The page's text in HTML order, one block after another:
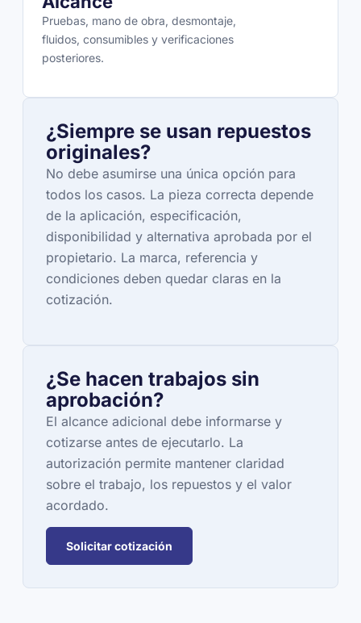
Pruebas, mano de obra, desmontaje,
fluidos, consumibles y verificaciones
posteriores.
¿Siempre se usan repuestos
originales?
No debe asumirse una única opción para
todos los casos. La pieza correcta depende
de la aplicación, especificación,
disponibilidad y alternativa aprobada por el
propietario. La marca, referencia y
condiciones deben quedar claras en la
cotización.
¿Se hacen trabajos sin
aprobación?
El alcance adicional debe informarse y
cotizarse antes de ejecutarlo. La
autorización permite mantener claridad
sobre el trabajo, los repuestos y el valor
acordado.
Solicitar cotización